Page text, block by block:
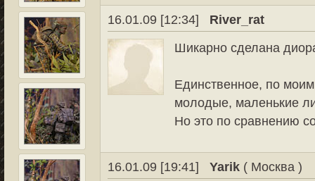
16.01.09 [12:34]
River_rat
Шикарно сделана
Единственное, по
молодые, маленькие
Но это по сравнению
16.01.09 [19:41] Yarik ( Москва )